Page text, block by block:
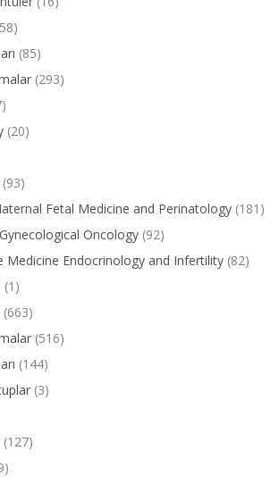
(85)
(293)
(20)
(93)
Fetal Medicine and Perinatology (181)
Oncology (92)
Medicine Endocrinology and Infertility (82)
(1)
(663)
(516)
(144)
(3)
(127)